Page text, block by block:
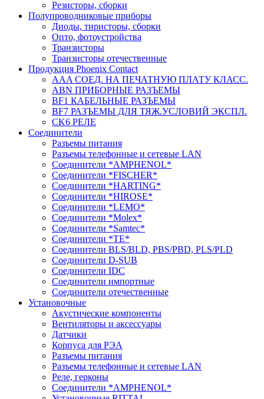
Резисторы, сборки
Полупроводниковые приборы
Диоды, тиристоры, сборки
Опто, фотоустройства
Транзисторы
Транзисторы отечественные
Продукция Phoenix Contact
AAA СОЕД. НА ПЕЧАТНУЮ ПЛАТУ КЛАСС.
ABN ПРИБОРНЫЕ РАЗЪЕМЫ
BF1 КАБЕЛЬНЫЕ РАЗЪЕМЫ
BF7 РАЗЪЕМЫ ДЛЯ ТЯЖ.УСЛОВИЙ ЭКСПЛ.
CK6 РЕЛЕ
Соединители
Разъемы питания
Разъемы телефонные и сетевые LAN
Соединители *AMPHENOL*
Соединители *FISCHER*
Соединители *HARTING*
Соединители *HIROSE*
Соединители *LEMO*
Соединители *Molex*
Соединители *Samtec*
Соединители *TE*
Соединители BLS/BLD, PBS/PBD, PLS/PLD
Соединители D-SUB
Соединители IDC
Соединители импортные
Соединители отечественные
Установочные
Акустические компоненты
Вентиляторы и аксессуары
Датчики
Корпуса для РЭА
Разъемы питания
Разъемы телефонные и сетевые LAN
Реле, герконы
Соединители *AMPHENOL*